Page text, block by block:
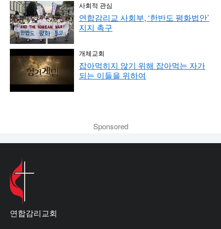
사회적 관심
연합감리교 사회부, ‘한반도 평화법안’
지지 촉구
개체교회
잡아먹히지 않기 위해 잡아먹는 자가
되는 이들을 위하여
Sponsored
연합감리교회